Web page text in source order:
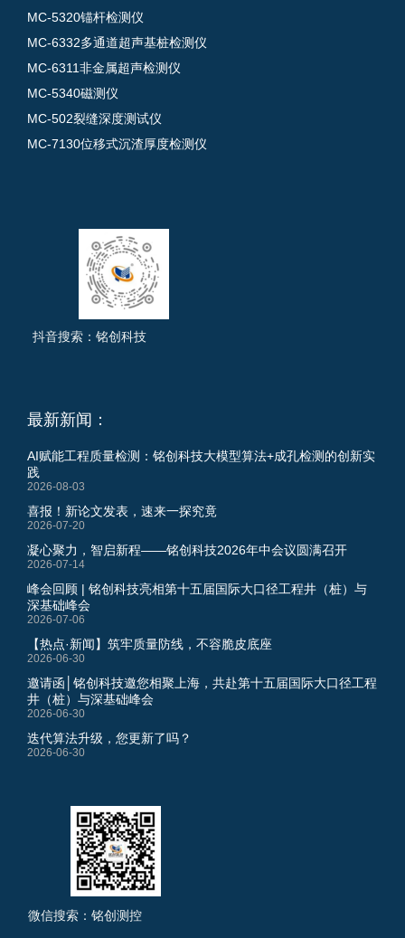
MC-5320锚杆检测仪
MC-6332多通道超声基桩检测仪
MC-6311非金属超声检测仪
MC-5340磁测仪
MC-502裂缝深度测试仪
MC-7130位移式沉渣厚度检测仪
抖音搜索：铭创科技
最新新闻：
AI赋能工程质量检测：铭创科技大模型算法+成孔检测的创新实
践
2026-08-03
喜报！新论文发表，速来一探究竟
2026-07-20
凝心聚力，智启新程——铭创科技2026年中会议圆满召开
2026-07-14
峰会回顾 | 铭创科技亮相第十五届国际大口径工程井（桩）与
深基础峰会
2026-07-06
【热点·新闻】筑牢质量防线，不容脆皮底座
2026-06-30
邀请函│铭创科技邀您相聚上海，共赴第十五届国际大口径工程
井（桩）与深基础峰会
2026-06-30
迭代算法升级，您更新了吗？
2026-06-30
微信搜索：铭创测控